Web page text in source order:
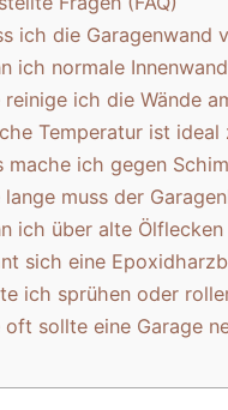
ich die Garagenwand
ich normale
reinige ich die Wände
Temperatur ist
mache ich gegen
lange muss der
ich über alte
sich eine
ich sprühen oder
oft sollte eine Garage